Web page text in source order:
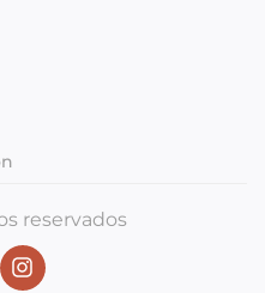
reservados